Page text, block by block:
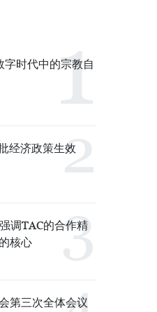
字时代中的宗教自
经济政策生效
调TAC的合作精
核心
第三次全体会议